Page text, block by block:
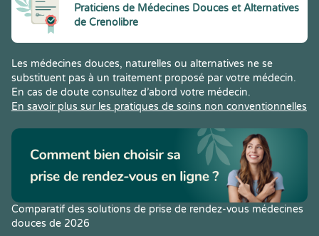
Praticiens de Médecines Douces et Alternatives
de Crenolibre
Les médecines douces, naturelles ou alternatives ne se
substituent pas à un traitement proposé par votre médecin.
En cas de doute consultez d’abord votre médecin.
En savoir plus sur les pratiques de soins non conventionnelles
Comparatif des solutions de prise de rendez-vous médecines
douces de 2026